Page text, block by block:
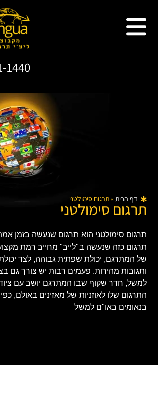
1440
דף הבית »תרגום סימולטני
תרגום סימולטני
תרגום סימולטני הוא תרגום שנעשה בזמן
תרגום כזה שנעשה ב"לייב" מחייב רמת
של המתרגם, יכולת שפתית גבוהה, לצד יכולת
ותגובות מהירות. פעמים רבות יש צורך גם
למשל, חדר שקוף שבו המתרגם יושב עם
התרגום שלו לאוזניות של מאזינים באולם,
בנאומים באו"ם למשל